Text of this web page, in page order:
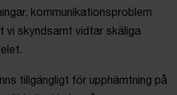
kommunikationsproblem
vi skyndsamt vidtar skäliga
tillgängligt för upphämtning på